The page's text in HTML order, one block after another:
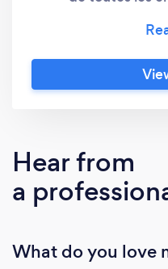
Créances &amp;
la réconciliation de
factures de tous
10 langues et dans
&amp; Solutions
solution aux échecs
nous, &quot;Pay
Hear from
a
What do you love